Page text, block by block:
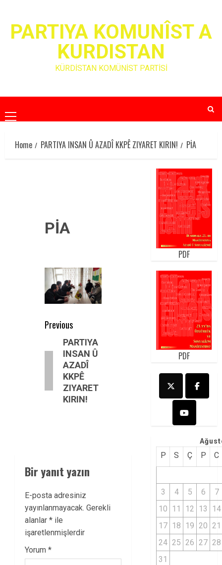
contentPARTIYA KOMUNÎST A
KURDISTAN
KÜRDİSTAN KOMÜNİST PARTİSİ
Primary
Menu
Home
PARTIYA INSAN Û AZADÎ KKPÊ ZIYARET KIRIN! PİA
PİA
Post
navigation
Previous
PreviousPARTIYA
INSAN Û
AZADÎ
KKPÊ
ZIYARET
KIRIN!
Bir yanıt yazın
E-posta adresiniz
yayınlanmayacak. Gerekli
alanlar * ile
işaretlenmişlerdir
Yorum *
PDF
PDF
P S Ç P C
3 4 5 6
7
10 11 12 13
14
17 18 19 20 21
24 25 26 27 28
31